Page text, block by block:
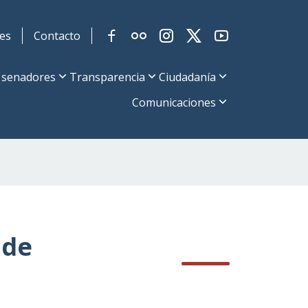
Contacto
Transparencia
Ciudadanía
Comunicaciones